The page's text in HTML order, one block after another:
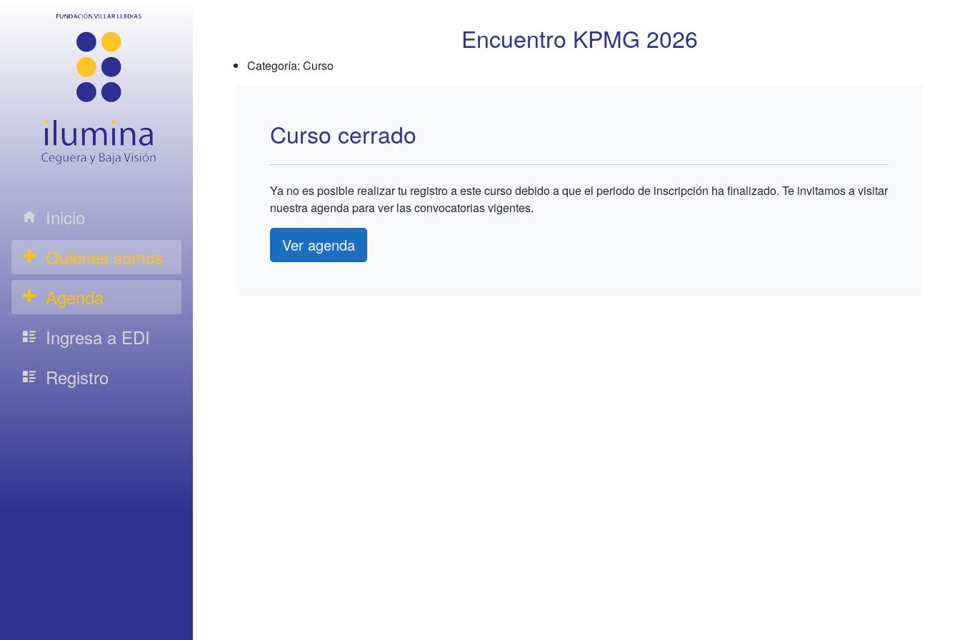
Inicio
Quienes somos
Agenda
Ingresa a EDI
Registro
Encuentro KPMG 2026
Categoría: Curso
Curso cerrado
Ya no es posible realizar tu registro a este curso debido a que el periodo de inscripción ha finalizado. Te invitamos a visitar
nuestra agenda para ver las convocatorias vigentes.
Ver agenda